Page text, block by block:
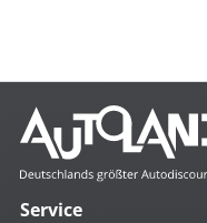
Service